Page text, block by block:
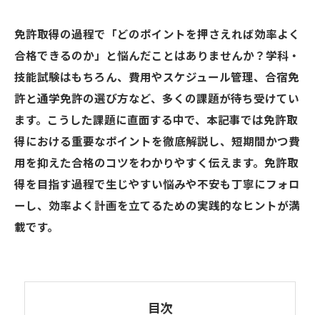
免許取得の過程で「どのポイントを押さえれば効率よく
合格できるのか」と悩んだことはありませんか？学科・
技能試験はもちろん、費用やスケジュール管理、合宿免
許と通学免許の選び方など、多くの課題が待ち受けてい
ます。こうした課題に直面する中で、本記事では免許取
得における重要なポイントを徹底解説し、短期間かつ費
用を抑えた合格のコツをわかりやすく伝えます。免許取
得を目指す過程で生じやすい悩みや不安も丁寧にフォロ
ーし、効率よく計画を立てるための実践的なヒントが満
載です。
目次